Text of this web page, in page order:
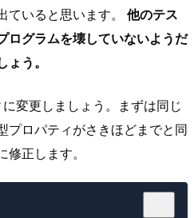
いると思います。 他のテス
ログラムを壊していないようだ
う。
変更しましょう。まずは同じ
プロパティがさきほどまでと同
正します。